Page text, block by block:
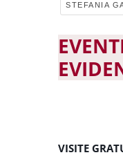
STEFANIA
VISITE